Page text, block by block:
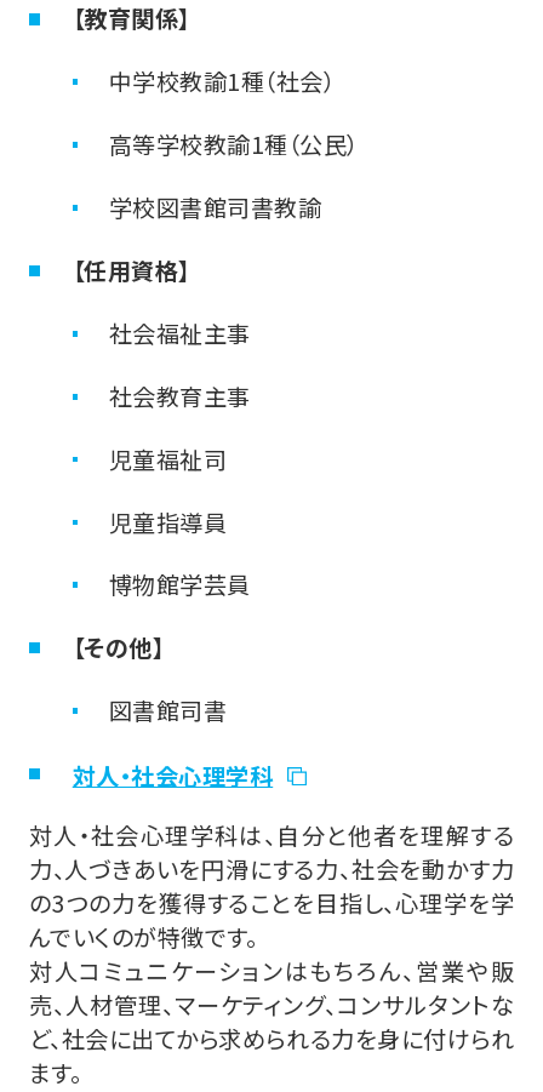
【教育関係】
中学校教諭1種（社会）
高等学校教諭1種（公民）
学校図書館司書教諭
【任用資格】
社会福祉主事
社会教育主事
児童福祉司
児童指導員
博物館学芸員
【その他】
図書館司書
対人・社会心理学科
対人・社会心理学科は、自分と他者を理解する
力、人づきあいを円滑にする力、社会を動かす力
の3つの力を獲得することを目指し、心理学を学
んでいくのが特徴です。
対人コミュニケーションはもちろん、営業や販
売、人材管理、マーケティング、コンサルタントな
ど、社会に出てから求められる力を身に付けられ
ます。